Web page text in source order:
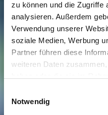
zu können und die Zugriffe
analysieren. Außerdem
Verwendung unserer
soziale Medien, Werbung
Partner führen diese
weiteren Daten
Cookies, wenn Sie unsere
Notwendig